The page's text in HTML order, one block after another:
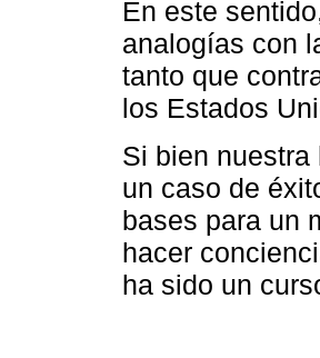
En este
analogías con
tanto que
los Estados
Si bien
un caso de
bases para un
hacer
ha sido un